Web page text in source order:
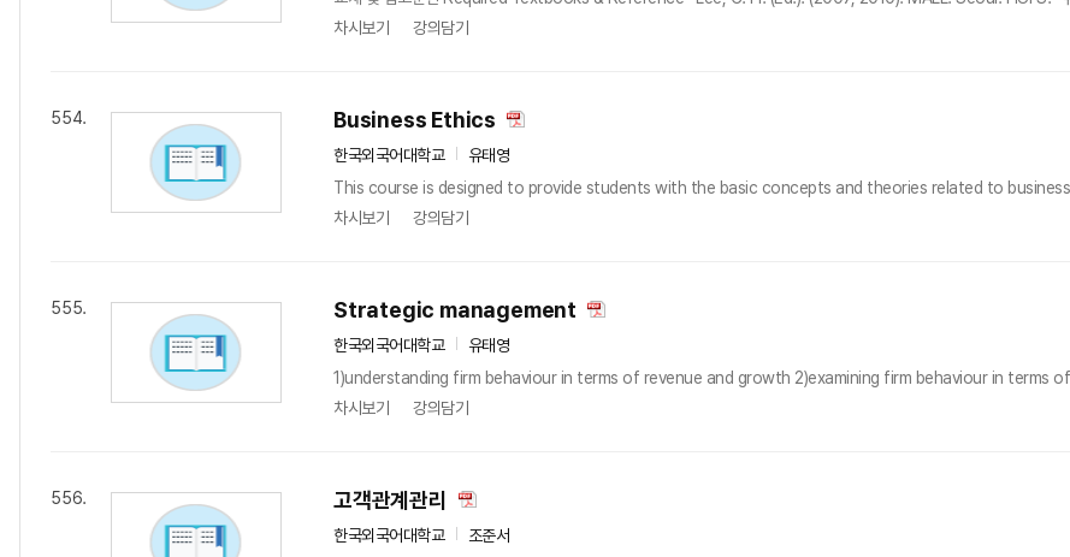
차시보기
강의담기
554. Business Ethics
한국외국어대학교
유태영
This course is designed to provide students with the basic concepts and theories related to
차시보기
강의담기
555. Strategic management
한국외국어대학교
유태영
1)understanding firm behaviour in terms of revenue and growth 2)examining firm behaviour in terms
차시보기
강의담기
556. 고객관계관리
한국외국어대학교
조준서